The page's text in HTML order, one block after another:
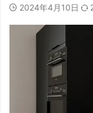
2024年4月10日